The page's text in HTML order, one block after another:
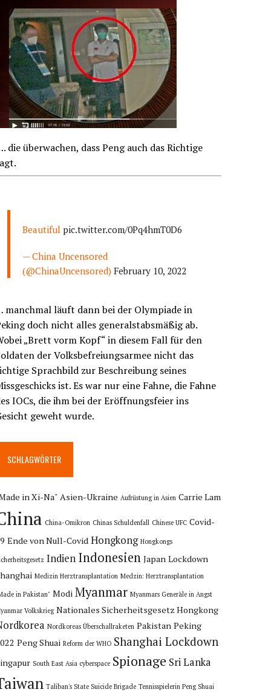
die überwachen, dass Peng auch das Richtige
Beautifulpic.twitter.com/0Pq4hmT0D6
— China Uncensored
(@ChinaUncensored)February 10, 2022
manchmal läuft dann bei der Olympiade in
doch nicht alles generalstabsmäßig ab.
„Brett vorm Kopf“ in diesem Fall für den
der Volksbefreiungsarmee nicht das
Sprachbild zur Beschreibung seines
ist. Es war nur eine Fahne, die Fahne
IOCs, die ihm bei der Eröffnungsfeier ins
geweht wurde.
SCHLAGWÖRTER
in Xi-Na" Asien-Ukraine Aufrüstung in Asien Carrie Lam
China-Omikron Chinas Schuldenfall Chinese UFC Covid-
Ende von Null-Covid Hongkong Hongkongs
Indien Indonesien Japan Lockdown
Medizin Herztransplantation Medzin: Herztransplantation
in Pakistan" Modi Myanmar Myanmars Generäle in Angst
Volkskrieg Nationales Sicherheitsgesetz Hongkong
Nordkoreas Überschallraketen Pakistan Peking
Peng Shuai Reform der WHO Shanghai Lockdown
South East Asia cyberspace Spionage Sri Lanka
Taliban's State Suicide Brigade Tennisspielerin Peng Shuai